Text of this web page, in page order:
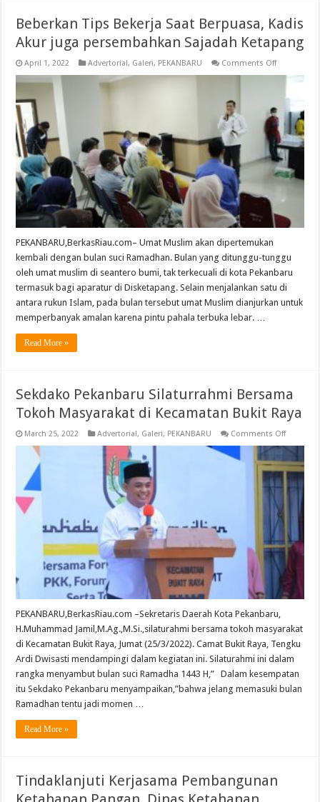
Beberkan Tips Bekerja Saat Berpuasa, Kadis
Akur juga persembahkan Sajadah Ketapang
April 1, 2022 Advertorial, Galeri, PEKANBARU Comments Offon
Saat
Berpuasa,
Kadis
Akur
juga
Sajadah
Ketapang
PEKANBARU,BerkasRiau.com– Umat Muslim akan dipertemukan
kembali dengan bulan suci Ramadhan. Bulan yang ditunggu-tunggu
oleh umat muslim di seantero bumi, tak terkecuali di kota Pekanbaru
termasuk bagi aparatur di Disketapang. Selain menjalankan satu di
antara rukun Islam, pada bulan tersebut umat Muslim dianjurkan untuk
memperbanyak amalan karena pintu pahala terbuka lebar. …
Read More »
Sekdako Pekanbaru Silaturrahmi Bersama
Tokoh Masyarakat di Kecamatan Bukit Raya
March 25, 2022 Advertorial, Galeri, PEKANBARU Comments Offon
Bersama
Tokoh
Bukit
PEKANBARU,BerkasRiau.com –Sekretaris Daerah Kota Pekanbaru,
H.Muhammad Jamil,M.Ag.,M.Si.,silaturahmi bersama tokoh masyarakat
di Kecamatan Bukit Raya, Jumat (25/3/2022). Camat Bukit Raya, Tengku
Ardi Dwisasti mendampingi dalam kegiatan ini. Silaturahmi ini dalam
rangka menyambut bulan suci Ramadha 1443 H,” Dalam kesempatan
itu Sekdako Pekanbaru menyampaikan,”bahwa jelang memasuki bulan
Ramadhan tentu jadi momen …
Read More »
Tindaklanjuti Kerjasama Pembangunan